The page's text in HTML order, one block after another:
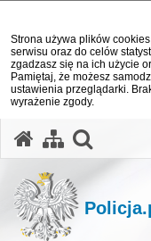
Strona używa plików
serwisu oraz do celów
zgadzasz się na ich użycie
Pamiętaj, że możesz
ustawienia przeglądarki.
wyrażenie zgody.